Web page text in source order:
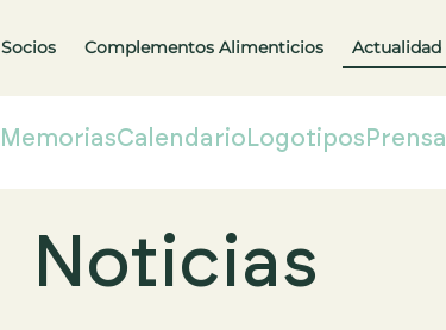
Socios Complementos Alimenticios Actualidad
MemoriasCalendarioLogotiposPrensa
Noticias